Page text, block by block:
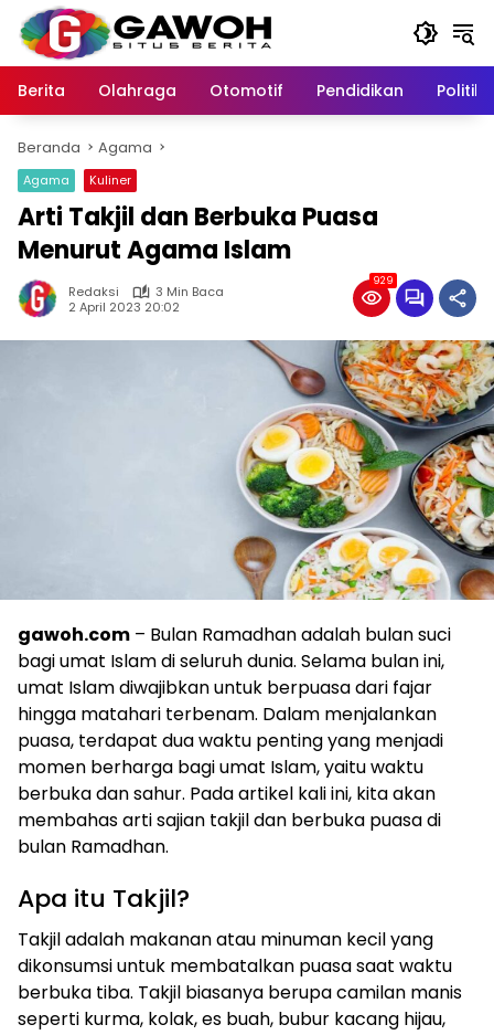
Langsung
konten
Berita
Olahraga Otomotif Pendidikan Politik
Beranda Agama
Agama Kuliner
Arti Takjil dan Berbuka Puasa
Menurut Agama Islam
Redaksi
3 Min Baca
2 April 2023 20:02
929
gawoh.com – Bulan Ramadhan adalah bulan suci
bagi umat Islam di seluruh dunia. Selama bulan ini,
umat Islam diwajibkan untuk berpuasa dari fajar
hingga matahari terbenam. Dalam menjalankan
puasa, terdapat dua waktu penting yang menjadi
momen berharga bagi umat Islam, yaitu waktu
berbuka dan sahur. Pada artikel kali ini, kita akan
membahas arti sajian takjil dan berbuka puasa di
bulan Ramadhan.
Apa itu Takjil?
Takjil adalah makanan atau minuman kecil yang
dikonsumsi untuk membatalkan puasa saat waktu
berbuka tiba. Takjil biasanya berupa camilan manis
seperti kurma, kolak, es buah, bubur kacang hijau,